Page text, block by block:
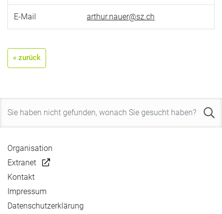
E-Mail arthur.nauer@sz.ch
« zurück
Organisation
Extranet
Kontakt
Impressum
Datenschutzerklärung